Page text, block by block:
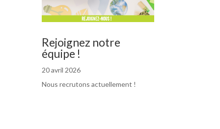
Rejoignez notre
équipe !
20 avril 2026
Nous recrutons actuellement !